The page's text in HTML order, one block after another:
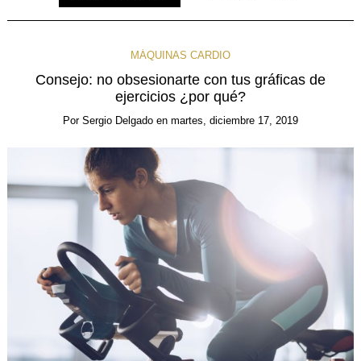
MÁQUINAS CARDIO
Consejo: no obsesionarte con tus gráficas de
ejercicios ¿por qué?
Por Sergio Delgado en martes, diciembre 17, 2019